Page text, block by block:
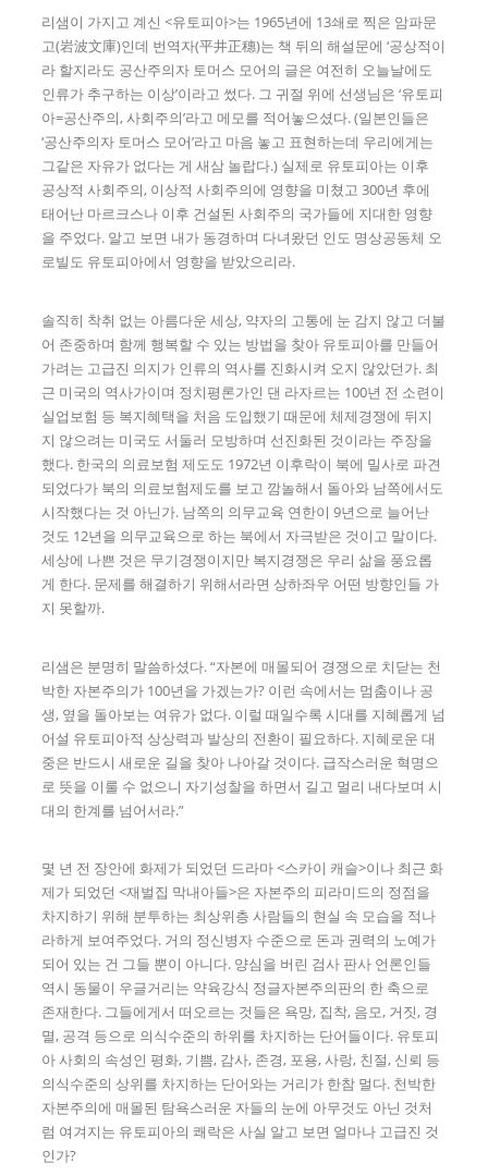
리샘이 가지고 계신 <유토피아>는 1965년에 13쇄로 찍은 암파문
고(岩波文庫)인데 번역자(平井正穗)는 책 뒤의 해설문에 ‘공상적이
라 할지라도 공산주의자 토머스 모어의 글은 여전히 오늘날에도
인류가 추구하는 이상’이라고 썼다. 그 귀절 위에 선생님은 ‘유토피
아=공산주의, 사회주의’라고 메모를 적어놓으셨다. (일본인들은
‘공산주의자 토머스 모어’라고 마음 놓고 표현하는데 우리에게는
그같은 자유가 없다는 게 새삼 놀랍다.) 실제로 유토피아는 이후
공상적 사회주의, 이상적 사회주의에 영향을 미쳤고 300년 후에
태어난 마르크스나 이후 건설된 사회주의 국가들에 지대한 영향
을 주었다. 알고 보면 내가 동경하며 다녀왔던 인도 명상공동체 오
로빌도 유토피아에서 영향을 받았으리라.
솔직히 착취 없는 아름다운 세상, 약자의 고통에 눈 감지 않고 더불
어 존중하며 함께 행복할 수 있는 방법을 찾아 유토피아를 만들어
가려는 고급진 의지가 인류의 역사를 진화시켜 오지 않았던가. 최
근 미국의 역사가이며 정치평론가인 댄 라자르는 100년 전 소련이
실업보험 등 복지혜택을 처음 도입했기 때문에 체제경쟁에 뒤지
지 않으려는 미국도 서둘러 모방하며 선진화된 것이라는 주장을
했다. 한국의 의료보험 제도도 1972년 이후락이 북에 밀사로 파견
되었다가 북의 의료보험제도를 보고 깜놀해서 돌아와 남쪽에서도
시작했다는 것 아닌가. 남쪽의 의무교육 연한이 9년으로 늘어난
것도 12년을 의무교육으로 하는 북에서 자극받은 것이고 말이다.
세상에 나쁜 것은 무기경쟁이지만 복지경쟁은 우리 삶을 풍요롭
게 한다. 문제를 해결하기 위해서라면 상하좌우 어떤 방향인들 가
지 못할까.
리샘은 분명히 말씀하셨다. “자본에 매몰되어 경쟁으로 치닫는 천
박한 자본주의가 100년을 가겠는가? 이런 속에서는 멈춤이나 공
생, 옆을 돌아보는 여유가 없다. 이럴 때일수록 시대를 지혜롭게 넘
어설 유토피아적 상상력과 발상의 전환이 필요하다. 지혜로운 대
중은 반드시 새로운 길을 찾아 나아갈 것이다. 급작스러운 혁명으
로 뜻을 이룰 수 없으니 자기성찰을 하면서 길고 멀리 내다보며 시
대의 한계를 넘어서라.”
몇 년 전 장안에 화제가 되었던 드라마 <스카이 캐슬>이나 최근 화
제가 되었던 <재벌집 막내아들>은 자본주의 피라미드의 정점을
차지하기 위해 분투하는 최상위층 사람들의 현실 속 모습을 적나
라하게 보여주었다. 거의 정신병자 수준으로 돈과 권력의 노예가
되어 있는 건 그들 뿐이 아니다. 양심을 버린 검사 판사 언론인들
역시 동물이 우글거리는 약육강식 정글자본주의판의 한 축으로
존재한다. 그들에게서 떠오르는 것들은 욕망, 집착, 음모, 거짓, 경
멸, 공격 등으로 의식수준의 하위를 차지하는 단어들이다. 유토피
아 사회의 속성인 평화, 기쁨, 감사, 존경, 포용, 사랑, 친절, 신뢰 등
의식수준의 상위를 차지하는 단어와는 거리가 한참 멀다. 천박한
자본주의에 매몰된 탐욕스러운 자들의 눈에 아무것도 아닌 것처
럼 여겨지는 유토피아의 쾌락은 사실 알고 보면 얼마나 고급진 것
인가?